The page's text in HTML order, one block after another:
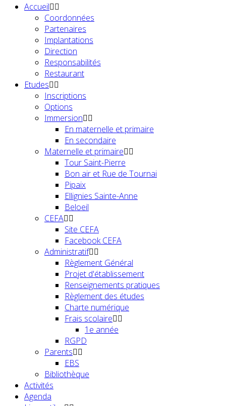
Accueil
Coordonnées
Partenaires
Implantations
Direction
Responsabilités
Restaurant
Etudes
Inscriptions
Options
Immersion
En maternelle et primaire
En secondaire
Maternelle et primaire
Tour Saint-Pierre
Bon air et Rue de Tournai
Pipaix
Ellignies Sainte-Anne
Beloeil
CEFA
Site CEFA
Facebook CEFA
Administratif
Règlement Général
Projet d'établissement
Renseignements pratiques
Règlement des études
Charte numérique
Frais scolaire
1e année
RGPD
Parents
EBS
Bibliothèque
Activités
Agenda